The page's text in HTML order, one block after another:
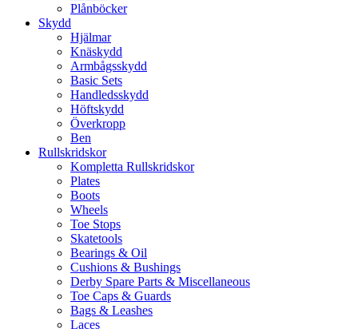
Plånböcker
Skydd
Hjälmar
Knäskydd
Armbågsskydd
Basic Sets
Handledsskydd
Höftskydd
Överkropp
Ben
Rullskridskor
Kompletta Rullskridskor
Plates
Boots
Wheels
Toe Stops
Skatetools
Bearings & Oil
Cushions & Bushings
Derby Spare Parts & Miscellaneous
Toe Caps & Guards
Bags & Leashes
Laces